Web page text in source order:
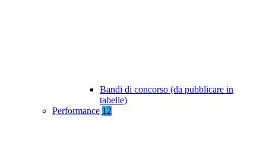
Bandi di concorso (da pubblicare in
tabelle)
Performance 12